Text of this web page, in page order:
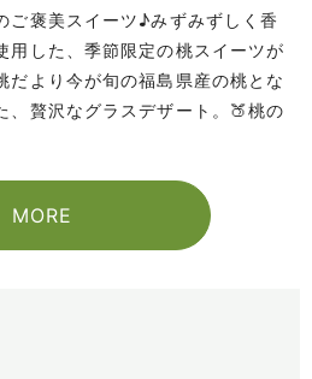
ご褒美スイーツ♪みずみずしく香
用した、季節限定の桃スイーツが
だより今が旬の福島県産の桃とな
、贅沢なグラスデザート。🍑桃の
MORE